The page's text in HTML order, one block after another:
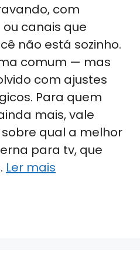
com
canais que
não está sozinho.
comum — mas
com ajustes
Para quem
mais, vale
qual a melhor
para tv, que
Ler mais